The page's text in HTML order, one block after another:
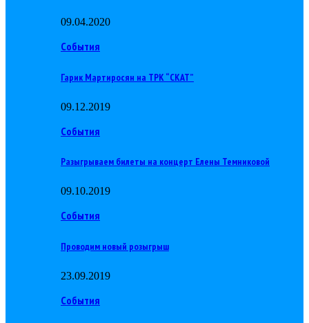
09.04.2020
События
Гарик Мартиросян на ТРК “СКАТ”
09.12.2019
События
Разыгрываем билеты на концерт Елены Темниковой
09.10.2019
События
Проводим новый розыгрыш
23.09.2019
События